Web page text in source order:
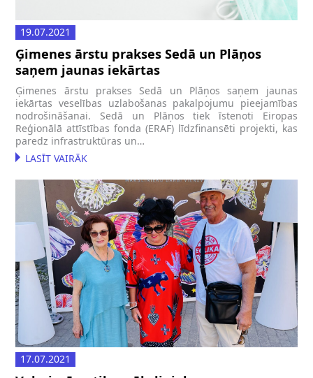
19.07.2021
Ģimenes ārstu prakses Sedā un Plāņos
saņem jaunas iekārtas
Ģimenes ārstu prakses Sedā un Plāņos saņem jaunas
iekārtas veselības uzlabošanas pakalpojumu pieejamības
nodrošināšanai. Sedā un Plāņos tiek īstenoti Eiropas
Reģionālā attīstības fonda (ERAF) līdzfinansēti projekti, kas
paredz infrastruktūras un…
LASĪT VAIRĀK
17.07.2021